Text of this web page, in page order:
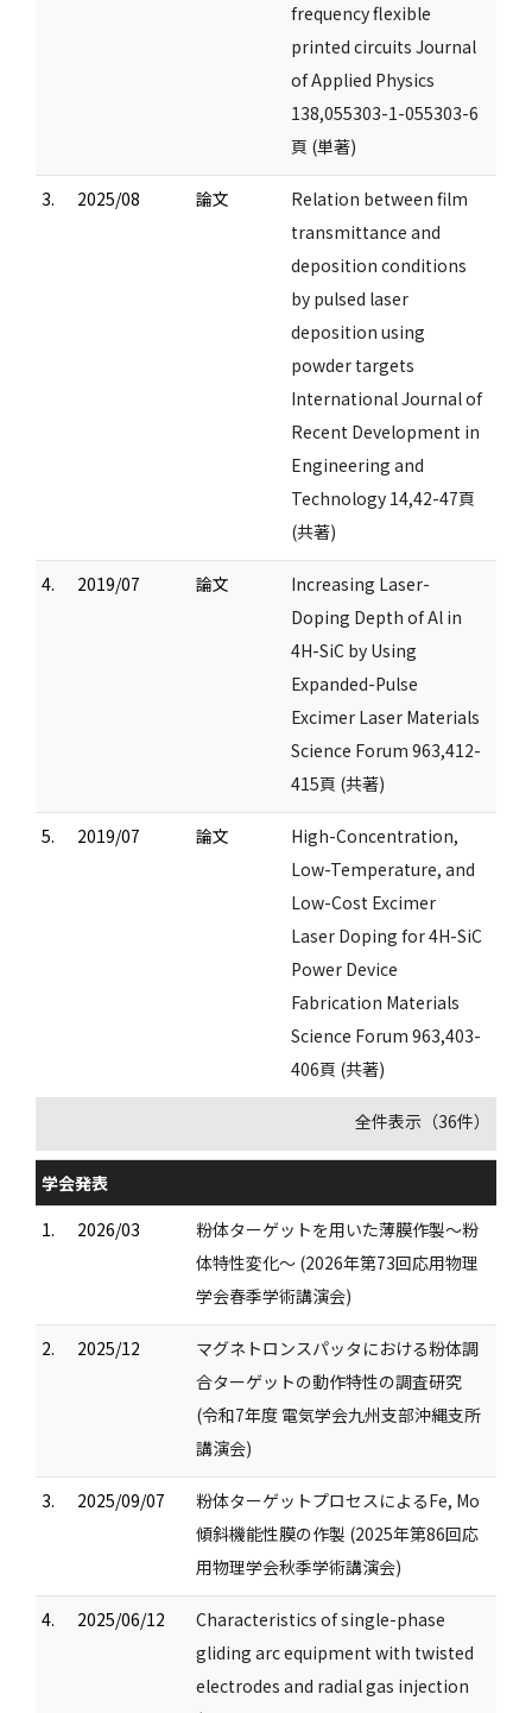
frequency flexible
printed circuits Journal
of Applied Physics
138,055303-1-055303-6
頁 (単著)
3. 2025/08 論文
Relation between film
transmittance and
deposition conditions
by pulsed laser
deposition using
powder targets
International Journal of
Recent Development in
Engineering and
Technology 14,42-47頁
(共著)
4. 2019/07 論文
Increasing Laser-
Doping Depth of Al in
4H-SiC by Using
Expanded-Pulse
Excimer Laser Materials
Science Forum 963,412-
415頁 (共著)
5. 2019/07 論文
High-Concentration,
Low-Temperature, and
Low-Cost Excimer
Laser Doping for 4H-SiC
Power Device
Fabrication Materials
Science Forum 963,403-
406頁 (共著)
全件表示（36件）
学会発表
1.
2026/03
粉体ターゲットを用いた薄膜作製～粉
体特性変化～ (2026年第73回応用物理
学会春季学術講演会)
2. 2025/12
マグネトロンスパッタにおける粉体調
合ターゲットの動作特性の調査研究
(令和7年度 電気学会九州支部沖縄支所
講演会)
3. 2025/09/07
粉体ターゲットプロセスによるFe, Mo
傾斜機能性膜の作製 (2025年第86回応
用物理学会秋季学術講演会)
4. 2025/06/12
Characteristics of single-phase
gliding arc equipment with twisted
electrodes and radial gas injection